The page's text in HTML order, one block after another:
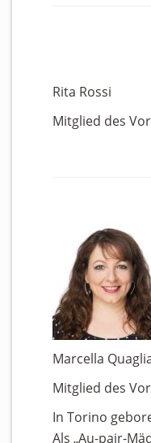
Rita Rossi
Mitglied des
Marcella
Mitglied des
In Torino
Als „Au-pair-